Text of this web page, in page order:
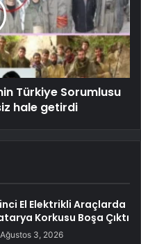
Türkiye Sorumlusu
hale getirdi
El Elektrikli Araçlarda
Korkusu Boşa Çıktı
Ağustos 3, 2026